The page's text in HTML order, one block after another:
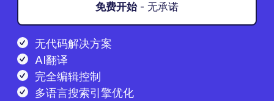
免费开始- 无承诺
无代码解决方案
AI翻译
完全编辑控制
多语言搜索引擎优化